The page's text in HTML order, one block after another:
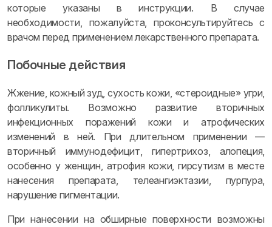
которые указаны в инструкции. В случае
необходимости, пожалуйста, проконсультируйтесь с
врачом перед применением лекарственного препарата.
Побочные действия
Жжение, кожный зуд, сухость кожи, «стероидные» угри,
фолликулиты. Возможно развитие вторичных
инфекционных поражений кожи и атрофических
изменений в ней. При длительном применении —
вторичный иммунодефицит, гипертрихоз, алопеция,
особенно у женщин, атрофия кожи, гирсутизм в месте
нанесения препарата, телеангиэктазии, пурпура,
нарушение пигментации.
При нанесении на обширные поверхности возможны